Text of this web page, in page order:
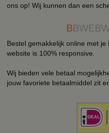
ons op! Wij kunnen dan een
B
Bestel gemakkelijk online met
website is 100% responsive.
Wij bieden vele betaal
jouw favoriete betaalmiddel zit